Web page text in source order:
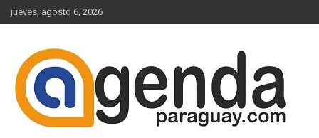
Saltar
al
jueves, agosto 6, 2026